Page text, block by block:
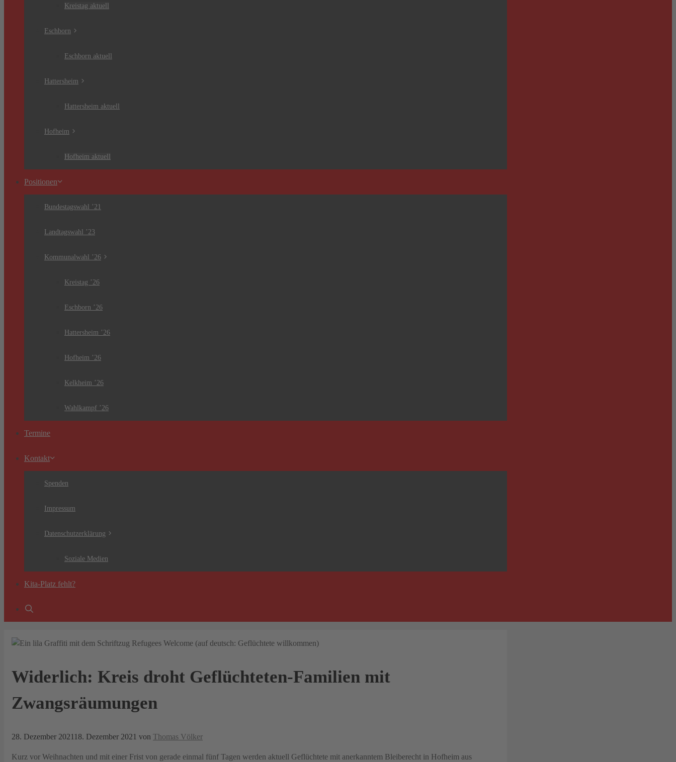
Kreistag aktuell
Eschborn
Eschborn aktuell
Hattersheim
Hattersheim aktuell
Hofheim
Hofheim aktuell
Positionen
Bundestagswahl ’21
Landtagswahl ’23
Kommunalwahl ’26
Kreistag ’26
Eschborn ’26
Hattersheim ’26
Hofheim ’26
Kelkheim ’26
Wahlkampf ’26
Termine
Kontakt
Spenden
Impressum
Datenschutzerklärung
Soziale Medien
Kita-Platz fehlt?
Widerlich: Kreis droht Geflüchteten-Familien mit
Zwangsräumungen
28. Dezember 2021 18. Dezember 2021 von Thomas Völker
Kurz vor Weihnachten und mit einer Frist von gerade einmal fünf Tagen werden aktuell Geflüchtete mit anerkanntem Bleiberecht in Hofheim aus